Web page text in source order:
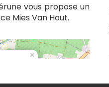
vous propose un
Mies Van Hout.
×